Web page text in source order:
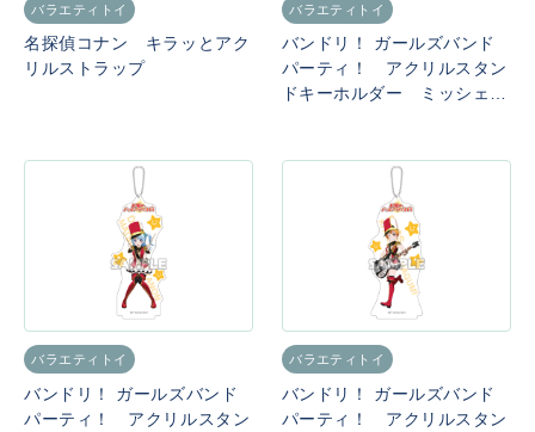
バラエティトイ
名探偵コナン キラッとアク
リルストラップ
バラエティトイ
バンドリ！ ガールズバンド
パーティ！ アクリルスタン
ドキーホルダー ミッシェル
バラエティトイ
バンドリ！ ガールズバンド
パーティ！ アクリルスタン
バラエティトイ
バンドリ！ ガールズバンド
パーティ！ アクリルスタン